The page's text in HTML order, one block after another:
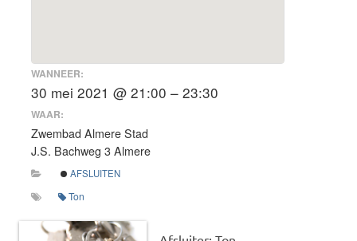
WANNEER:
30 mei 2021 @ 21:00 – 23:30
WAAR:
Zwembad Almere Stad
J.S. Bachweg 3 Almere
AFSLUITEN
Ton